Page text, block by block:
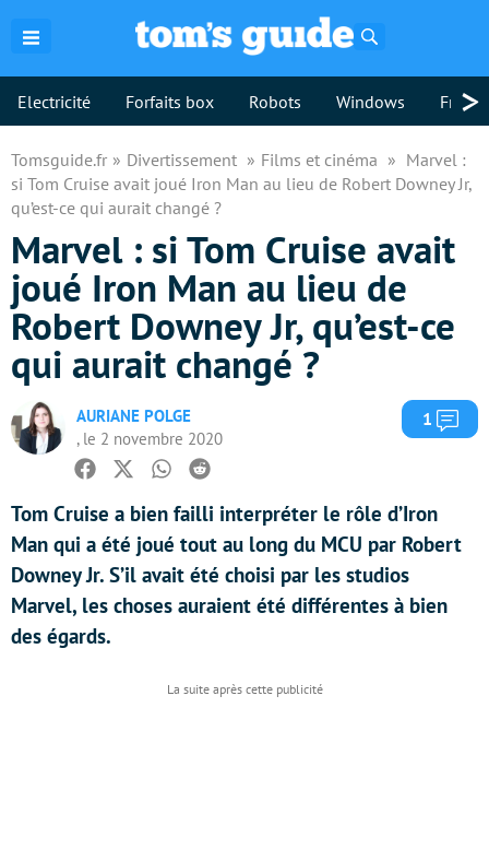
Electricité Forfaits box Robots Windows >
Tomsguide.fr Divertissement Films et cinéma
Marvel :
si Tom Cruise avait joué Iron Man au lieu de Robert Downey Jr,
qu’est-ce qui aurait changé ?
Marvel : si Tom Cruise avait
joué Iron Man au lieu de
Robert Downey Jr, qu’est-ce
qui aurait changé ?
AURIANE POLGE
, le 2 novembre 2020
1
Facebook
TwitterWhatsapp
Reddit
Tom Cruise a bien failli interpréter le rôle d’Iron
Man qui a été joué tout au long du MCU par Robert
Downey Jr. S’il avait été choisi par les studios
Marvel, les choses auraient été différentes à bien
des égards.